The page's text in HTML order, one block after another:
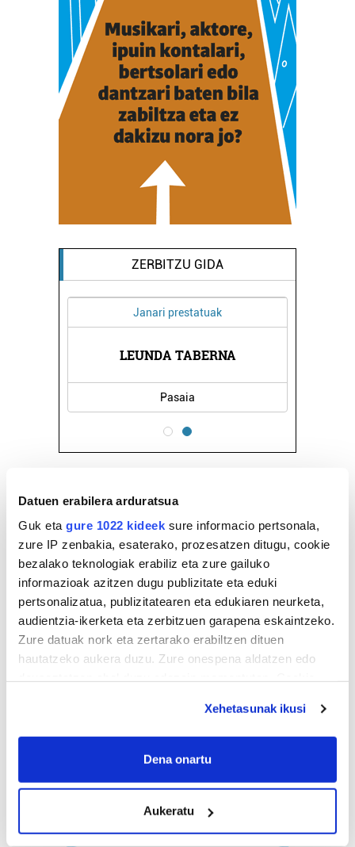
Datuen erabilera arduratsua
Guk eta gure 1022 kideek sure informacio pertsonala,
zure IP zenbakia, esaterako, prozesatzen ditugu, cookie
bezalako teknologiak erabiliz eta zure gailuko
informazioak azitzen dugu publizitate eta eduki
pertsonalizatua, publizitatearen eta edukiaren neurketa,
audientzia-ikerketa eta zerbitzuen garapena eskaintzeko.
Zure datuak nork eta zertarako erabiltzen dituen
hautatzeko aukera duzu. Zure onespena aldatzen edo
If you allow, we would also like to:
Collect information about your geographical
Identify your device by actively scanning it for
specific characteristics (fingerprinting)
Xehetasunak ikusi
Dena onartu
Aukeratu
ZERBITZU GIDA
Janari prestatuak
LEUNDA TABERNA
Pasaia